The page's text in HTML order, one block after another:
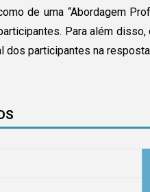
de uma “Abordagem
Para além
dos participantes na